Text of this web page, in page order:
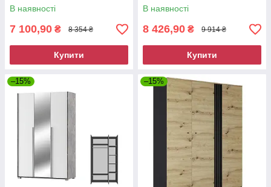
В наявності
7 100,90 ₴ 8 354 ₴
Купити
В наявності
8 426,90 ₴ 9 914 ₴
Купити
–15% –15%